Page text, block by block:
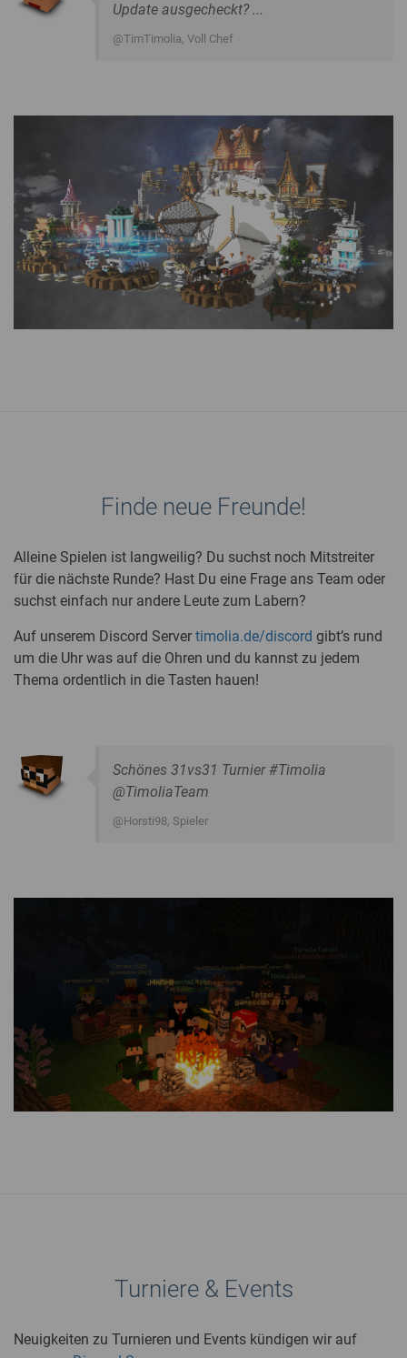
Update ausgecheckt? ...
@TimTimolia, Voll Chef
Finde neue Freunde!
Alleine Spielen ist langweilig? Du suchst noch Mitstreiter
für die nächste Runde? Hast Du eine Frage ans Team oder
suchst einfach nur andere Leute zum Labern?
Auf unserem Discord Server timolia.de/discord gibt’s rund
um die Uhr was auf die Ohren und du kannst zu jedem
Thema ordentlich in die Tasten hauen!
Schönes 31vs31 Turnier #Timolia
@TimoliaTeam
@Horsti98, Spieler
Turniere & Events
Neuigkeiten zu Turnieren und Events kündigen wir auf